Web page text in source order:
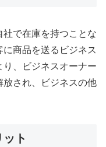
社で在庫を持つことな
商品を送るビジネス
、ビジネスオーナー
され、ビジネスの他
ト